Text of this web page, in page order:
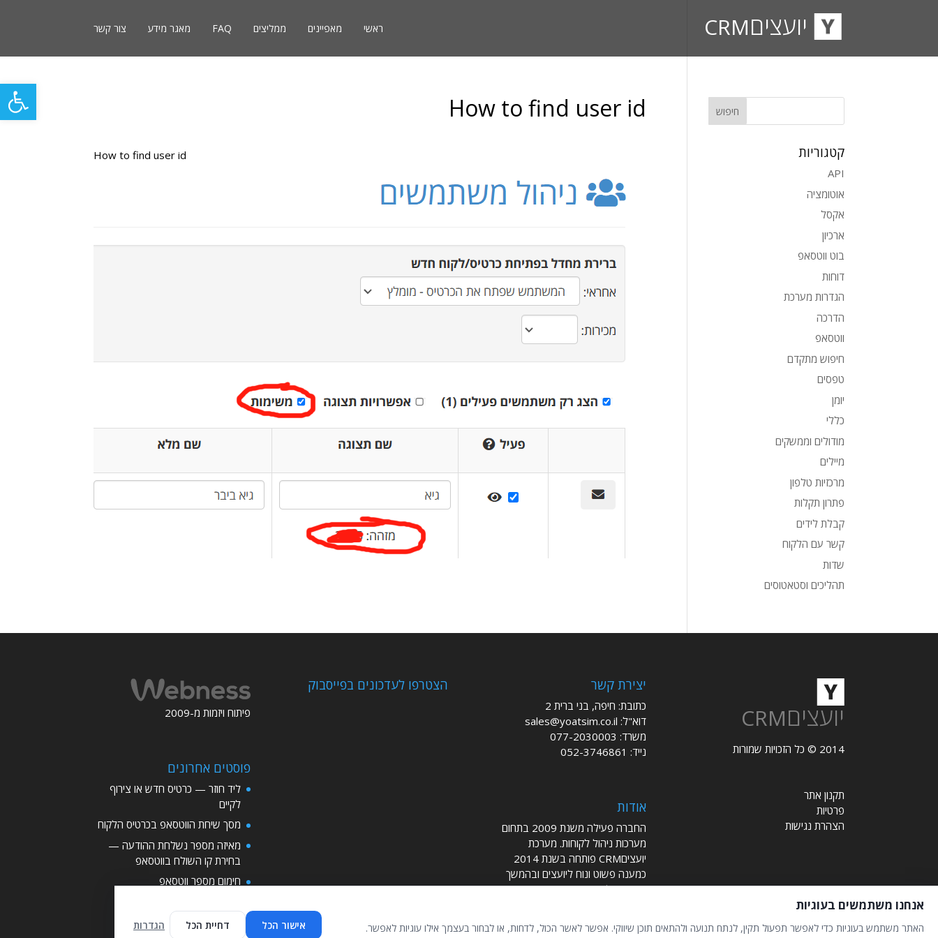
פתח
יועציםCRM ראשי מאפיינים ממליצים FAQ מאגר מידע צור קשר
How to find user id
How to find user id קטגוריות
API
אוטומציה
אקסל
ארכיון
בוט ווטסאפ
דוחות
הגדרות מערכת
הדרכה
ווטסאפ
חיפוש מתקדם
טפסים
יומן
כללי
מודולים וממשקים
מיילים
מרכזיות טלפון
פתרון תקלות
קבלת לידים
קשר עם הלקוח
שדות
תהליכים וסטאטוסים
פיתוח ויזמות מ-2009
פוסטים אחרונים
ליד חוזר — כרטיס חדש או צירוף
לקיים
מסך שיחת הווטסאפ בכרטיס הלקוח
מאיזה מספר נשלחת ההודעה —
בחירת קו השולח בווטסאפ
חימום מספר ווטסאפ
הצטרפו לעדכונים בפייסבוק יצירת קשר
כתובת: חיפה, בני ברית 2
דוא"ל: sales@yoatsim.co.il
משרד: 077-2030003
נייד: 052-3746861
אודות
החברה פעילה משנת 2009 בתחום
מערכות ניהול לקוחות. מערכת
יועציםCRM פותחה בשנת 2014
כמענה פשוט ונוח ליועצים ובהמשך
הורחבה לתחומים נוספים.
יועציםCRM
2014 © כל הזכויות שמורות
תקנון אתר
פרטיות
הצהרת נגישות
אנחנו משתמשים בעוגיות
האתר משתמש בעוגיות כדי לאפשר תפעול תקין, לנתח תנועה ולהתאים תוכן שיווקי. אפשר לאשר הכול, לדחות, או לבחור בעצמך אילו עוגיות לאפשר.
אישור הכל דחיית הכל הגדרות